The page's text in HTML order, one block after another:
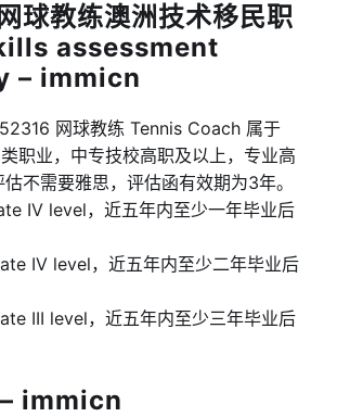
球教练澳洲技术移民职
assessment
– immicn
网球教练 Tennis Coach 属于
职业，中专技校高职及以上，专业高
不需要雅思，评估函有效期为3年。
IV level，近五年内至少一年毕业后
IV level，近五年内至少二年毕业后
III level，近五年内至少三年毕业后
immicn